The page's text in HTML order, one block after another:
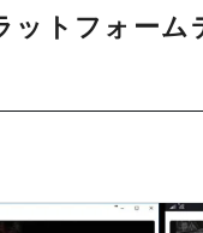
ットフォーム